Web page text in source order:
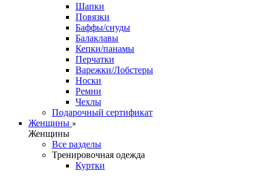
Шапки
Повязки
Баффы/снуды
Балаклавы
Кепки/панамы
Перчатки
Варежки/Лобстеры
Носки
Ремни
Чехлы
Подарочный сертификат
Женщины
Женщины
Все разделы
Тренировочная одежда
Куртки